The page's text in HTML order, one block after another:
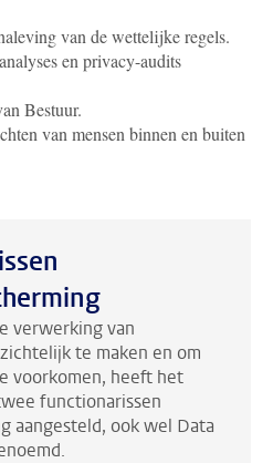
van de wettelijke regels.
en privacy-audits
Bestuur.
van mensen binnen en buiten
verwerking van
te maken en om
voorkomen, heeft het
functionarissen
aangesteld, ook wel Data